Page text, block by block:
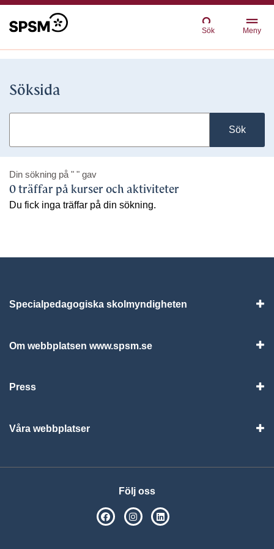
Sök Meny
Söksida
Sök
Din sökning på " " gav
0 träffar på kurser och aktiviteter
Du fick inga träffar på din sökning.
Specialpedagogiska skolmyndigheten
Om webbplatsen www.spsm.se
Press
Våra webbplatser
Följ oss
SPSM på Facebook
SPSM på Instagram